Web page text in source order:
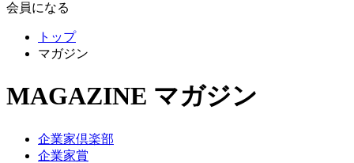
会員になる
トップ
マガジン
MAGAZINE マガジン
企業家倶楽部
企業家賞